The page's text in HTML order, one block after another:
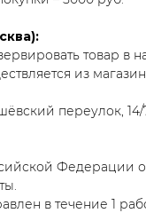
товар в
из
переулок, 14/
Федерации
в течение 1